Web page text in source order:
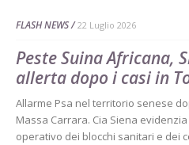
FLASH NEWS 22 Luglio 2026
Peste Suina Africana,
allerta dopo i casi in
Allarme Psa nel territorio senese
Massa Carrara. Cia Siena
operativo dei blocchi sanitari e dei